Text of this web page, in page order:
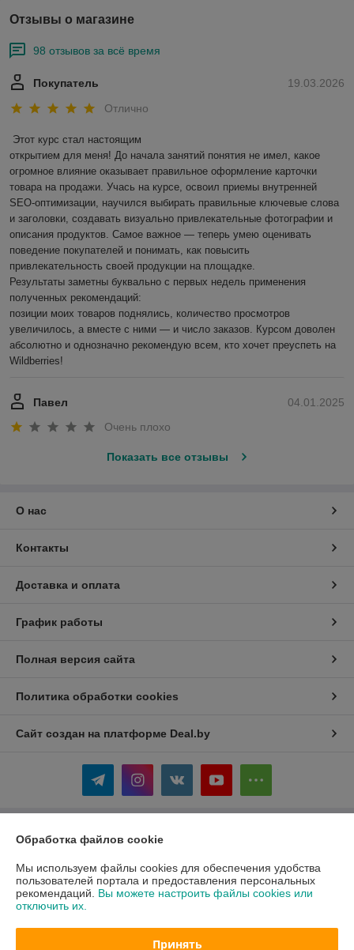
Отзывы о магазине
98 отзывов за всё время
19.03.2026
Покупатель
Отлично
Этот курс стал настоящим
открытием для меня! До начала занятий понятия не имел, какое
огромное влияние оказывает правильное оформление карточки
товара на продажи. Учась на курсе, освоил приемы внутренней
SEO-оптимизации, научился выбирать правильные ключевые слова
и заголовки, создавать визуально привлекательные фотографии и
описания продуктов. Самое важное — теперь умею оценивать
поведение покупателей и понимать, как повысить
привлекательность своей продукции на площадке.
Результаты заметны буквально с первых недель применения
полученных рекомендаций:
позиции моих товаров поднялись, количество просмотров
увеличилось, а вместе с ними — и число заказов. Курсом доволен
абсолютно и однозначно рекомендую всем, кто хочет преуспеть на
Wildberries!
04.01.2025
Павел
Очень плохо
Показать все отзывы
О нас
Контакты
Доставка и оплата
График работы
Полная версия сайта
Политика обработки cookies
Сайт создан на платформе Deal.by
Информация для покупателя
Индивидуальный предприниматель:ИП Жаковка Михаил Сергеевич
Минский р-н, д. Боровляны ул. Полевая 12
Регистрационный номер ЕГР: 691538064
УНП: 691538064
Обработка файлов cookie
Мы используем файлы cookies для обеспечения удобства
пользователей портала и предоставления персональных
рекомендаций. Вы можете настроить файлы cookies или
отключить их.
Принять